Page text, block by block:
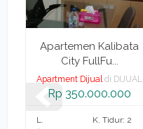
Apartemen Kalibata
City FullFu...
Apartment Dijual di DIJUAL
Rp 350.000.000
L.
K. Tidur: 2